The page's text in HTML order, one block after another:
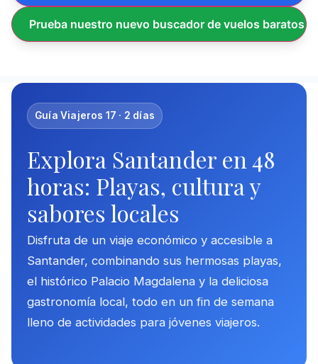
Prueba nuestro nuevo buscador de vuelos baratos
Guía Viajeros 17 · 2 días
Explora Santander en 48
horas: Playas, cultura y
sabores locales
Disfruta de un viaje económico y accesible a
Santander, combinando sus hermosas playas,
el histórico Palacio Magdalena y la deliciosa
gastronomía local, todo en un fin de semana
lleno de actividades para jóvenes viajeros.